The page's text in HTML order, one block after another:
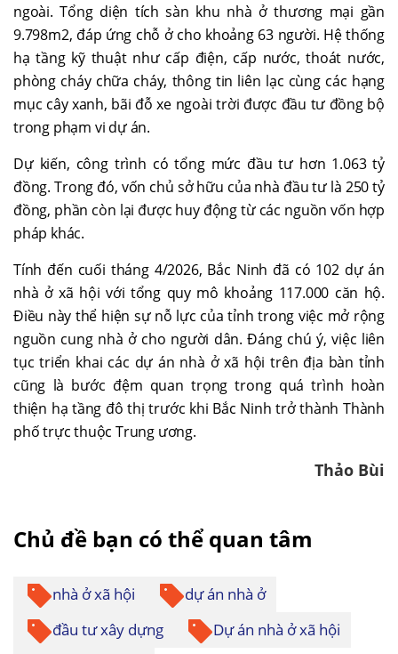
ngoài. Tổng diện tích sàn khu nhà ở thương mại gần
9.798m2, đáp ứng chỗ ở cho khoảng 63 người. Hệ thống
hạ tầng kỹ thuật như cấp điện, cấp nước, thoát nước,
phòng cháy chữa cháy, thông tin liên lạc cùng các hạng
mục cây xanh, bãi đỗ xe ngoài trời được đầu tư đồng bộ
trong phạm vi dự án.
Dự kiến, công trình có tổng mức đầu tư hơn 1.063 tỷ
đồng. Trong đó, vốn chủ sở hữu của nhà đầu tư là 250 tỷ
đồng, phần còn lại được huy động từ các nguồn vốn hợp
pháp khác.
Tính đến cuối tháng 4/2026, Bắc Ninh đã có 102 dự án
nhà ở xã hội với tổng quy mô khoảng 117.000 căn hộ.
Điều này thể hiện sự nỗ lực của tỉnh trong việc mở rộng
nguồn cung nhà ở cho người dân. Đáng chú ý, việc liên
tục triển khai các dự án nhà ở xã hội trên địa bàn tỉnh
cũng là bước đệm quan trọng trong quá trình hoàn
thiện hạ tầng đô thị trước khi Bắc Ninh trở thành Thành
phố trực thuộc Trung ương.
Thảo Bùi
Chủ đề bạn có thể quan tâm
nhà ở xã hội
dự án nhà ở
đầu tư xây dựng
Dự án nhà ở xã hội